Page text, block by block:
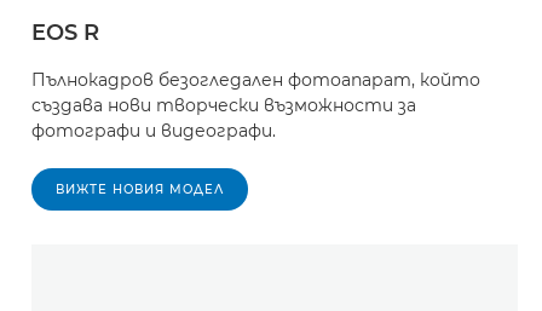
EOS R
Пълнокадров безогледален фотоапарат, който
създава нови творчески възможности за
фотографи и видеографи.
ВИЖТЕ НОВИЯ МОДЕЛ